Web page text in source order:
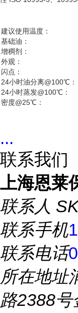
建议使用温度：
基础油：
增稠剂：
外观：
闪点：
24小时油分离@100℃：
24小时蒸发@100℃：
密度@25℃：
...
联系我们
上海恩莱
联系人
联系手机
联系电话
所在地址
路2388